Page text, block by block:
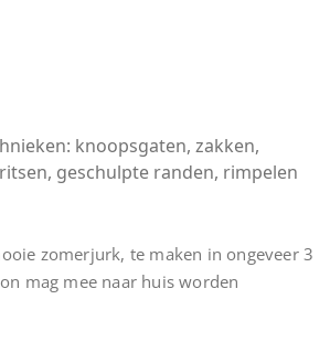
knoopsgaten, zakken,
geschulpte randen, rimpelen
zomerjurk, te maken in ongeveer 3
mag mee naar huis worden